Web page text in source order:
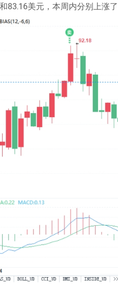
美元，本周内分别上涨了